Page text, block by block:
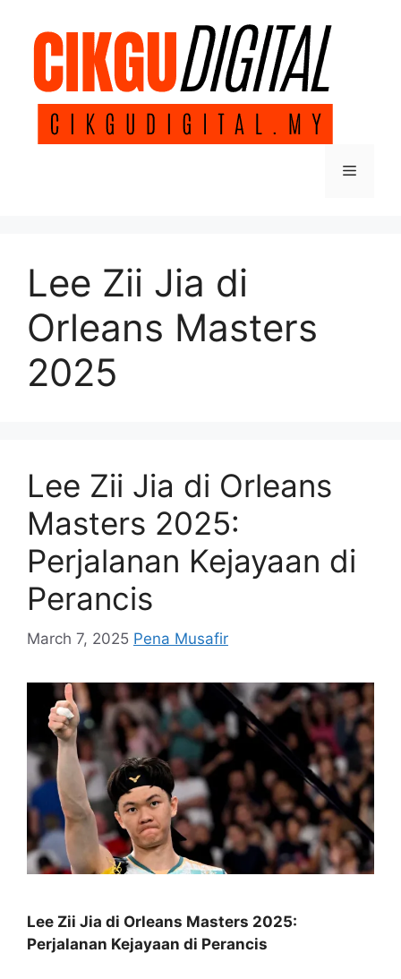
content
Menu
Lee Zii Jia di
Orleans Masters
2025
Lee Zii Jia di Orleans
Masters 2025:
Perjalanan Kejayaan di
Perancis
March 7, 2025 Pena Musafir
Lee Zii Jia di Orleans Masters 2025:
Perjalanan Kejayaan di Perancis